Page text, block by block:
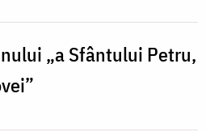
„a Sfântului Petru,